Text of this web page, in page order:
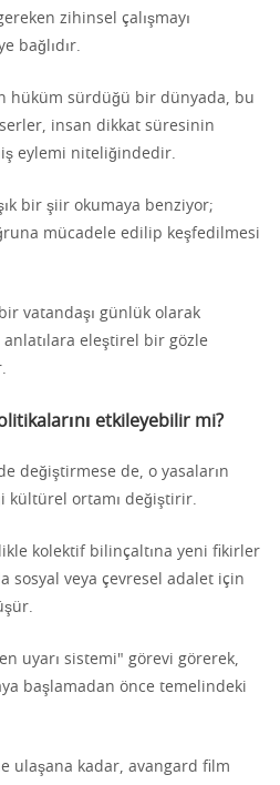
zihinsel çalışmayı
bağlıdır.
hüküm sürdüğü bir dünyada, bu
insan dikkat süresinin
eylemi niteliğindedir.
bir şiir okumaya benziyor;
mücadele edilip keşfedilmesi
vatandaşı günlük olarak
anlatılara eleştirel bir gözle
etkileyebilir mi?
değiştirmese de, o yasaların
kültürel ortamı değiştirir.
kolektif bilinçaltına yeni fikirler
sosyal veya çevresel adalet için
uyarı sistemi" görevi görerek,
başlamadan önce temelindeki
ulaşana kadar, avangard film